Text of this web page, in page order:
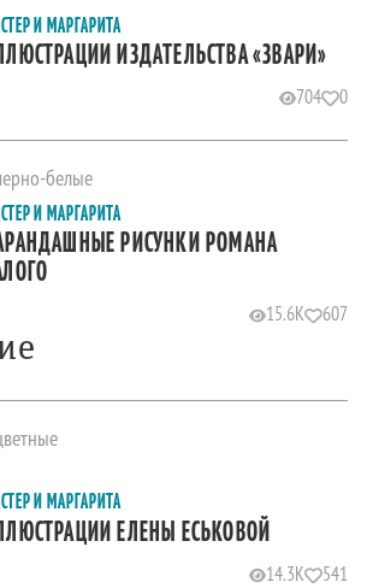
И МАРГАРИТА
ИЗДАТЕЛЬСТВА «ЗВАРИ»
704 0
белые
И МАРГАРИТА
РИСУНКИ РОМАНА
15.6K 607
И МАРГАРИТА
ЕЛЕНЫ ЕСЬКОВОЙ
14.3K 541